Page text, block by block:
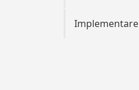
Implementare